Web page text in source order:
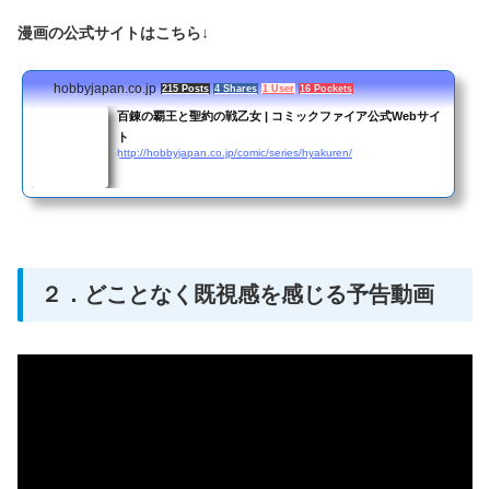
漫画の公式サイトはこちら↓
hobbyjapan.co.jp 215 Posts 4 Shares 1 User 16 Pockets
百錬の覇王と聖約の戦乙女 | コミックファイア公式Webサイ
ト
http://hobbyjapan.co.jp/comic/series/hyakuren/
２．どことなく既視感を感じる予告動画